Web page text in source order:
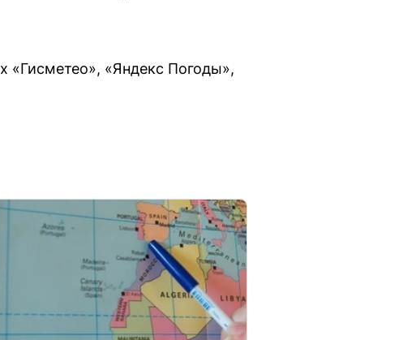
«Гисметео», «Яндекс Погоды»,